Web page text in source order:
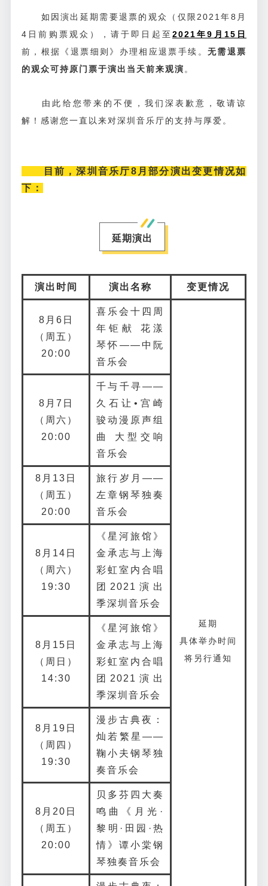
如因演出延期需要退票的观众（仅限2021年8月
4日前购票观众），请于即日起至 2021年9月15日
前，根据《退票细则》办理相应退票手续。 无需退票
的观众可持原门票于演出当天前来观演 。
由此给您带来的不便，我们深表歉意，敬请谅
解！感谢您一直以来对深圳音乐厅的支持与厚爱。
目前，深圳音乐厅8月部分演出变更情况如
下：
延期演出
演出时间 演出名称 变更情况
8月6日
（周五）
20:00
喜乐会十四周
年钜献 花漾
琴怀——中阮
音乐会
延期
具体举办时间
将另行通知
8月7日
（周六）
20:00
千与千寻——
久石让•宫崎
骏动漫原声组
曲 大型交响
音乐会
8月13日
（周五）
20:00
旅行岁月——
左章钢琴独奏
音乐会
8月14日
（周六）
19:30
《星河旅馆》
金承志与上海
彩虹室内合唱
团2021演出
季深圳音乐会
8月15日
（周日）
14:30
《星河旅馆》
金承志与上海
彩虹室内合唱
团2021演出
季深圳音乐会
8月19日
（周四）
19:30
漫步古典夜：
灿若繁星——
鞠小夫钢琴独
奏音乐会
8月20日
（周五）
20:00
贝多芬四大奏
鸣曲《月光·
黎明·田园·热
情》谭小棠钢
琴独奏音乐会